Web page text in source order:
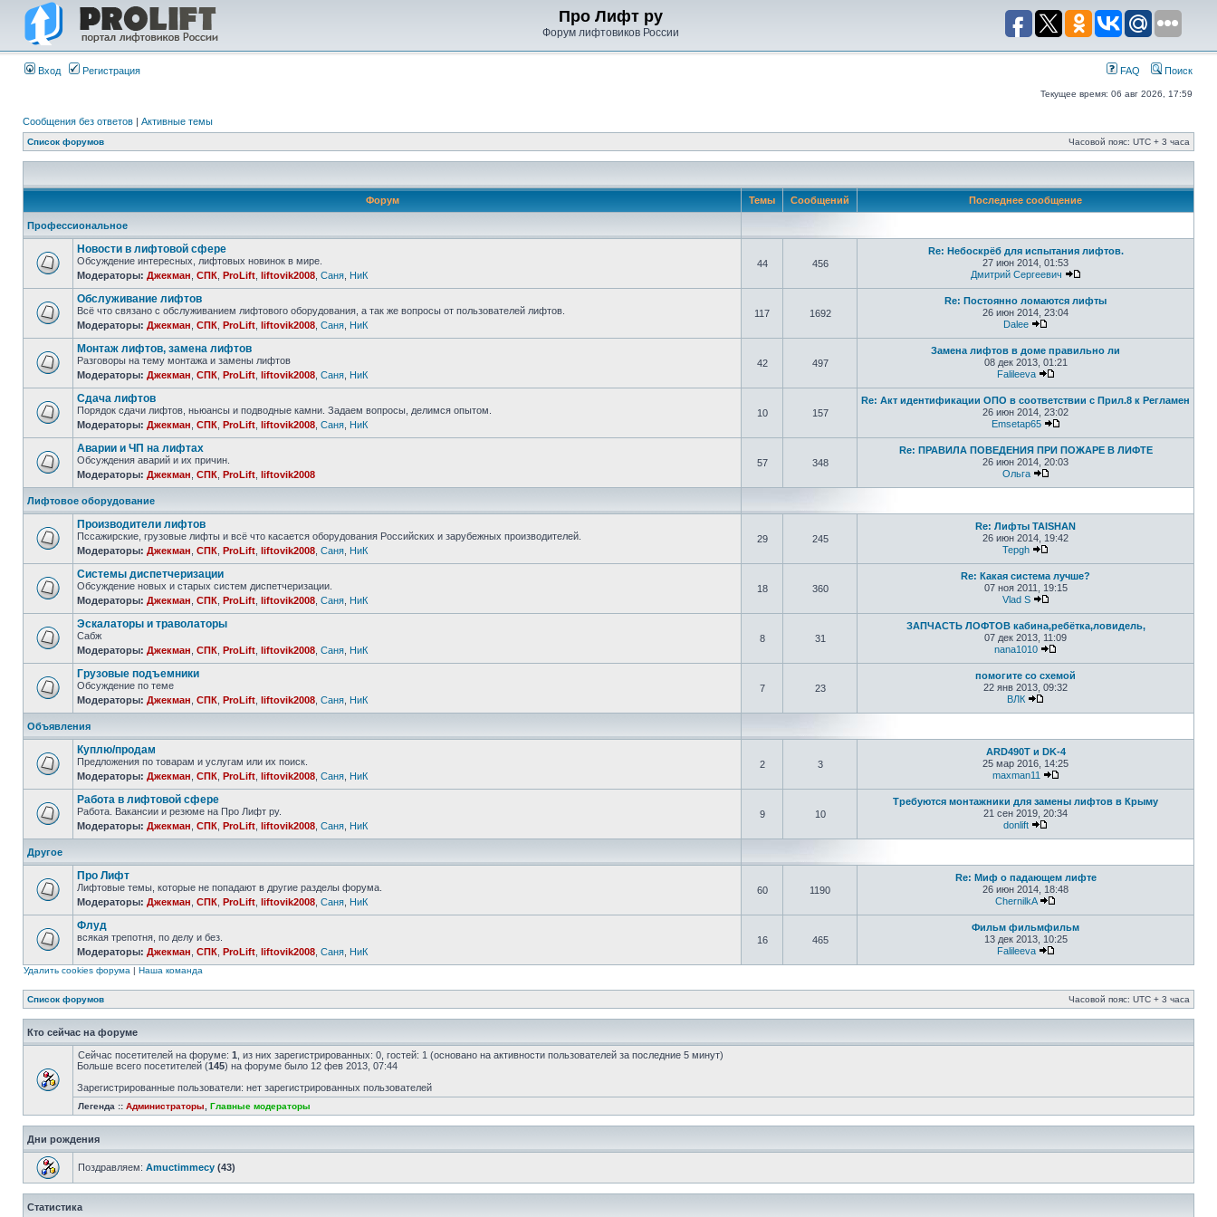
Про Лифт ру
Форум лифтовиков России
Вход Регистрация FAQ Поиск
Текущее время: 06 авг 2026, 17:59
Сообщения без ответов | Активные темы
Список форумов Часовой пояс: UTC + 3 часа
Форум Темы Сообщений Последнее сообщение
Профессиональное
Новости в лифтовой сфере
Обсуждение интересных, лифтовых новинок в мире.
Модераторы: Джекман СПК ProLift liftovik2008 Саня НиК
44 456
Re: Небоскрёб для испытания лифтов.
27 июн 2014, 01:53
Дмитрий Сергеевич
Обслуживание лифтов
Всё что связано с обслуживанием лифтового оборудования, а так же вопросы от пользователей лифтов.
Модераторы: Джекман СПК ProLift liftovik2008 Саня НиК
117 1692
Re: Постоянно ломаются лифты
26 июн 2014, 23:04
Dalee
Монтаж лифтов, замена лифтов
Разговоры на тему монтажа и замены лифтов
Модераторы: Джекман СПК ProLift liftovik2008 Саня НиК
42 497
Замена лифтов в доме правильно ли
08 дек 2013, 01:21
Falileeva
Сдача лифтов
Порядок сдачи лифтов, ньюансы и подводные камни. Задаем вопросы, делимся опытом.
Модераторы: Джекман СПК ProLift liftovik2008 Саня НиК
10 157
Re: Акт идентификации ОПО в соответствии с Прил.8 к Регламен
26 июн 2014, 23:02
Emsetap65
Аварии и ЧП на лифтах
Обсуждения аварий и их причин.
Модераторы: Джекман СПК ProLift liftovik2008
57 348
Re: ПРАВИЛА ПОВЕДЕНИЯ ПРИ ПОЖАРЕ В ЛИФТЕ
26 июн 2014, 20:03
Ольга
Лифтовое оборудование
Производители лифтов
Пссажирские, грузовые лифты и всё что касается оборудования Российских и зарубежных производителей.
Модераторы: Джекман СПК ProLift liftovik2008 Саня НиК
29 245
Re: Лифты TAISHAN
26 июн 2014, 19:42
Tepgh
Системы диспетчеризации
Обсуждение новых и старых систем диспетчеризации.
Модераторы: Джекман СПК ProLift liftovik2008 Саня НиК
18 360
Re: Какая система лучше?
07 ноя 2011, 19:15
Vlad S
Эскалаторы и траволаторы
Сабж
Модераторы: Джекман СПК ProLift liftovik2008 Саня НиК
8 31
ЗАПЧАСТЬ ЛОФТОВ кабина,ребётка,ловидель,
07 дек 2013, 11:09
nana1010
Грузовые подъемники
Обсуждение по теме
Модераторы: Джекман СПК ProLift liftovik2008 Саня НиК
7 23
помогите со схемой
22 янв 2013, 09:32
ВЛК
Объявления
Куплю/продам
Предложения по товарам и услугам или их поиск.
Модераторы: Джекман СПК ProLift liftovik2008 Саня НиК
2 3
ARD490T и DK-4
25 мар 2016, 14:25
maxman11
Работа в лифтовой сфере
Работа. Вакансии и резюме на Про Лифт ру.
Модераторы: Джекман СПК ProLift liftovik2008 Саня НиК
9 10
Требуются монтажники для замены лифтов в Крыму
21 сен 2019, 20:34
donlift
Другое
Про Лифт
Лифтовые темы, которые не попадают в другие разделы форума.
Модераторы: Джекман СПК ProLift liftovik2008 Саня НиК
60 1190
Re: Миф о падающем лифте
26 июн 2014, 18:48
ChernilkA
Флуд
всякая трепотня, по делу и без.
Модераторы: Джекман СПК ProLift liftovik2008 Саня НиК
16 465
Фильм фильмфильм
13 дек 2013, 10:25
Falileeva
Удалить cookies форума | Наша команда
Список форумов Часовой пояс: UTC + 3 часа
Кто сейчас на форуме
Сейчас посетителей на форуме: 1 , из них зарегистрированных: 0, гостей: 1 (основано на активности пользователей за последние 5 минут)
Больше всего посетителей (145) на форуме было 12 фев 2013, 07:44
Зарегистрированные пользователи: нет зарегистрированных пользователей
Легенда :: Администраторы Главные модераторы
Дни рождения
Поздравляем: Amuctimmecy (43)
Статистика